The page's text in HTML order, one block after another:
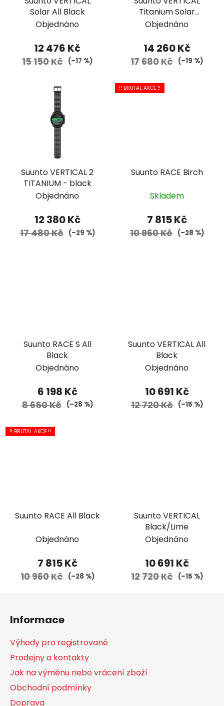
Solar All Black
Objednáno
12 476 Kč
15 150 Kč (–17 %)
Titanium Solar
Canyon
Objednáno
14 260 Kč
17 680 Kč (–19 %)
Suunto VERTICAL 2
TITANIUM - black
Objednáno
12 380 Kč
17 480 Kč (–29 %)
!! BRUTAL AKCE !!
Suunto RACE Birch
Skladem
7 815 Kč
10 960 Kč (–28 %)
Suunto RACE S All
Black
Objednáno
6 198 Kč
8 650 Kč (–28 %)
Suunto VERTICAL All
Black
Objednáno
10 691 Kč
12 720 Kč (–15 %)
!! BRUTAL AKCE !!
Suunto RACE All Black
Objednáno
7 815 Kč
10 960 Kč (–28 %)
Suunto VERTICAL
Black/Lime
Objednáno
10 691 Kč
12 720 Kč (–15 %)
Informace
Výhody pro registrované
Prodejny a kontakty
Jak na výměnu nebo vrácení zboží
Obchodní podmínky
Doprava